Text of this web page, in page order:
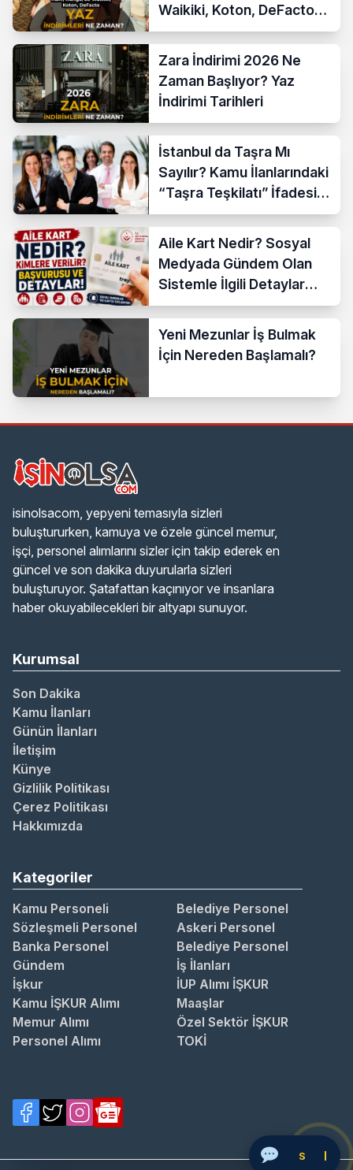
Waikiki, Koton, DeFacto
İndirim Tarihleri
Zara İndirimi 2026 Ne
Zaman Başlıyor? Yaz
İndirimi Tarihleri
İstanbul da Taşra Mı
Sayılır? Kamu İlanlarındaki
“Taşra Teşkilatı” İfadesi
Açıklandı
Aile Kart Nedir? Sosyal
Medyada Gündem Olan
Sistemle İlgili Detaylar
Araştırılıyor
Yeni Mezunlar İş Bulmak
İçin Nereden Başlamalı?
isinolsacom, yepyeni temasıyla sizleri
buluştururken, kamuya ve özele güncel memur,
işçi, personel alımlarını sizler için takip ederek en
güncel ve son dakika duyurularla sizleri
buluşturuyor. Şatafattan kaçınıyor ve insanlara
haber okuyabilecekleri bir altyapı sunuyor.
Kurumsal
Son Dakika
Kamu İlanları
Günün İlanları
İletişim
Künye
Gizlilik Politikası
Çerez Politikası
Hakkımızda
Kategoriler
Kamu Personeli
Belediye Personel
Sözleşmeli Personel
Askeri Personel
Banka Personel
Belediye Personel
Gündem
İş İlanları
İşkur
İUP Alımı İŞKUR
Kamu İŞKUR Alımı
Maaşlar
Memur Alımı
Özel Sektör İŞKUR
Personel Alımı
TOKİ
Sor